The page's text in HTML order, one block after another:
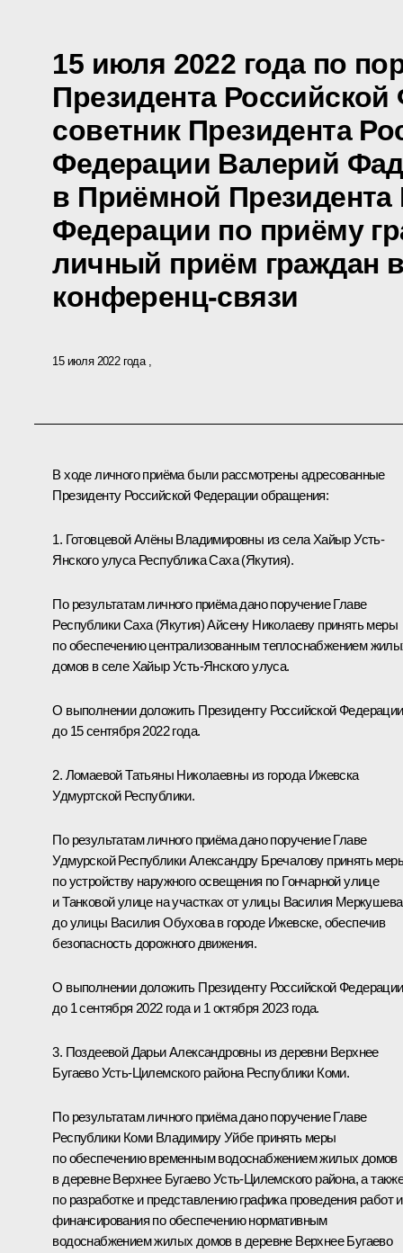
15 июля 2022 года по
Президента
советник Президента
Федерации Валерий
в Приёмной Президента
Федерации по приёму
личный приём граждан
конференц-связи
15 июля 2022 года
В ходе личного приёма были рассмотрены адресованные
Президенту Российской Федерации обращения:
1. Готовцевой Алёны Владимировны из села Хайыр Усть-
Янского улуса Республика Саха (Якутия).
По результатам личного приёма дано поручение Главе
Республики Саха (Якутия) Айсену Николаеву принять меры
по обеспечению централизованным теплоснабжением
домов в селе Хайыр Усть-Янского улуса.
О выполнении доложить Президенту Российской Федерации
до 15 сентября 2022 года.
2. Ломаевой Татьяны Николаевны из города Ижевска
Удмуртской Республики.
По результатам личного приёма дано поручение Главе
Удмурской Республики Александру Бречалову принять
по устройству наружного освещения по Гончарной улице
и Танковой улице на участках от улицы Василия Меркушева
до улицы Василия Обухова в городе Ижевске, обеспечив
безопасность дорожного движения.
О выполнении доложить Президенту Российской Федерации
до 1 сентября 2022 года и 1 октября 2023 года.
3. Поздеевой Дарьи Александровны из деревни Верхнее
Бугаево Усть-Цилемского района Республики Коми.
По результатам личного приёма дано поручение Главе
Республики Коми Владимиру Уйбе принять меры
по обеспечению временным водоснабжением жилых домов
в деревне Верхнее Бугаево Усть-Цилемского района, а
по разработке и представлению графика проведения работ
финансирования по обеспечению нормативным
водоснабжением жилых домов в деревне Верхнее Бугаево